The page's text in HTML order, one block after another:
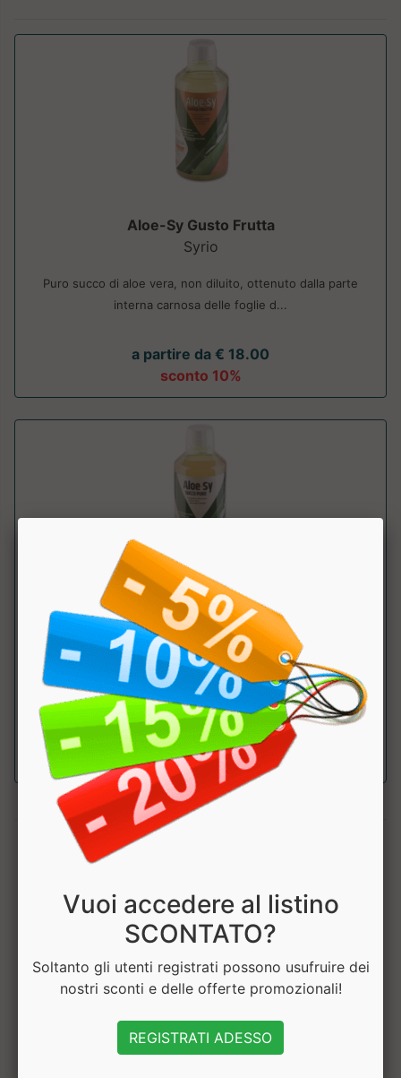
Aloe-Sy Gusto Frutta
Syrio
Puro succo di aloe vera, non diluito, ottenuto dalla parte
interna carnosa delle foglie d...
a partire da € 18.00
sconto 10%
Aloe-sy Succo Puro
Syrio
Puro succo di aloe vera, non diluito, ottenuto dalla parte
interna carnosa delle foglie d...
a partire da € 18.00
sconto 10%
Hai bisogno di aiuto? Chatta con noi
Vuoi accedere al listino
SCONTATO?
Soltanto gli utenti registrati possono usufruire dei
nostri sconti e delle offerte promozionali!
REGISTRATI ADESSO